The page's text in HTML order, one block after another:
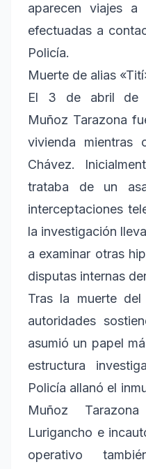
aparecen viajes a
efectuadas a
Policía.
Muerte de alias
El 3 de abril de
Muñoz Tarazona
vivienda mientras
Chávez.
trataba de un
interceptaciones
la investigación
a examinar otras
disputas internas
Tras la muerte
autoridades
asumió un papel
estructura
Policía allanó el
Muñoz
Lurigancho e
operativo